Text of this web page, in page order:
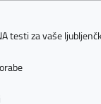
testi za vaše